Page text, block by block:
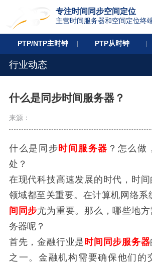
专注时间同步空间定位
主营时间服务器和空间定位终
PTP/NTP主时钟 PTP从时钟
行业动态
什么是同步时间服务器？
来源：
什么是同步 时间服务器 ？怎么做
处？
在现代科技高速发展的时代，时
领域都至关重要。在计算机网络系
间同步尤为重要。那么，哪些地
务器呢？
首先，金融行业是 时间同步服务器
之一。金融机构需要确保他们的